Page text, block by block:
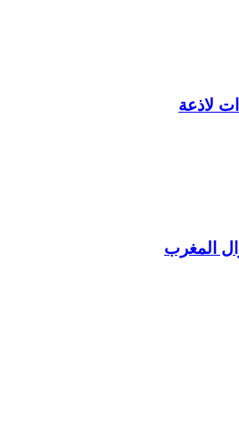
لاذعة
المغرب